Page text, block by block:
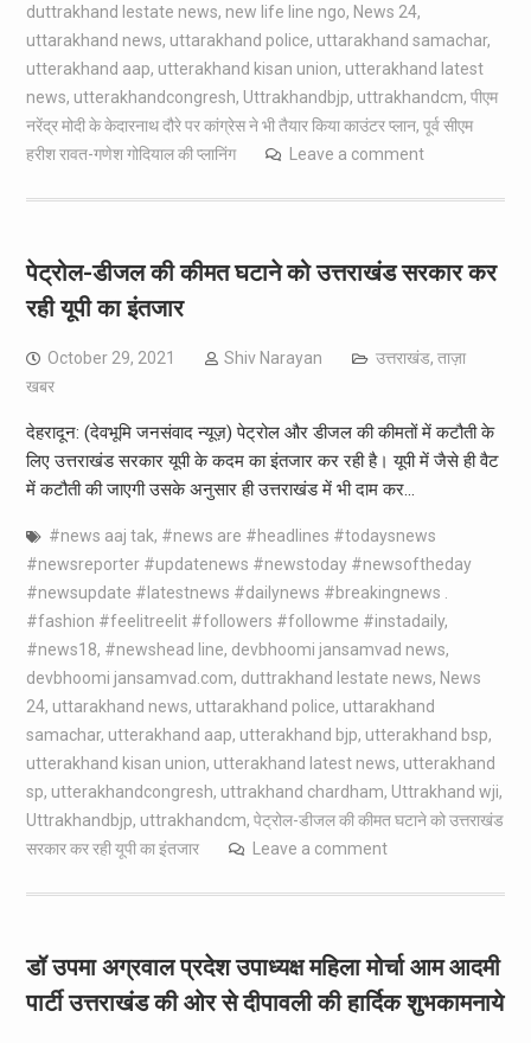
duttrakhand lestate news, new life line ngo, News 24,
uttarakhand news, uttarakhand police, uttarakhand samachar,
utterakhand aap, utterakhand kisan union, utterakhand latest
news, utterakhandcongresh, Uttrakhandbjp, uttrakhandcm, पीएम
नरेंद्र मोदी के केदारनाथ दौरे पर कांग्रेस ने भी तैयार किया काउंटर प्लान, पूर्व सीएम
हरीश रावत-गणेश गोदियाल की प्लानिंग
Leave a comment
पेट्रोल-डीजल की कीमत घटाने को उत्तराखंड सरकार कर
रही यूपी का इंतजार
October 29, 2021 Shiv Narayan उत्तराखंड, ताज़ा
खबर
देहरादून: (देवभूमि जनसंवाद न्यूज़) पेट्रोल और डीजल की कीमतों में कटौती के
लिए उत्तराखंड सरकार यूपी के कदम का इंतजार कर रही है। यूपी में जैसे ही वैट
में कटौती की जाएगी उसके अनुसार ही उत्तराखंड में भी दाम कर…
#news aaj tak, #news are #headlines #todaysnews
#newsreporter #updatenews #newstoday #newsoftheday
#newsupdate #latestnews #dailynews #breakingnews .
#fashion #feelitreelit #followers #followme #instadaily,
#news18, #newshead line, devbhoomi jansamvad news,
devbhoomi jansamvad.com, duttrakhand lestate news, News
24, uttarakhand news, uttarakhand police, uttarakhand
samachar, utterakhand aap, utterakhand bjp, utterakhand bsp,
utterakhand kisan union, utterakhand latest news, utterakhand
sp, utterakhandcongresh, uttrakhand chardham, Uttrakhand wji,
Uttrakhandbjp, uttrakhandcm, पेट्रोल-डीजल की कीमत घटाने को उत्तराखंड
सरकार कर रही यूपी का इंतजार
Leave a comment
डॉ उपमा अग्रवाल प्रदेश उपाध्यक्ष महिला मोर्चा आम आदमी
पार्टी उत्तराखंड की ओर से दीपावली की हार्दिक शुभकामनाये